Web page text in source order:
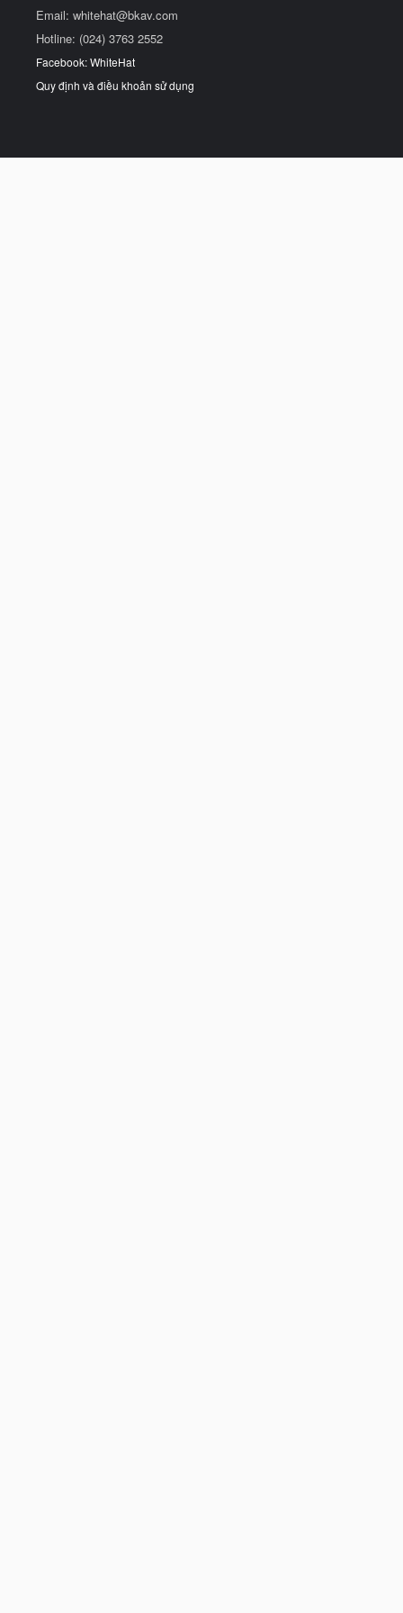
Email: whitehat@bkav.com
Hotline: (024) 3763 2552
Facebook: WhiteHat
Quy định và điều khoản sử dụng